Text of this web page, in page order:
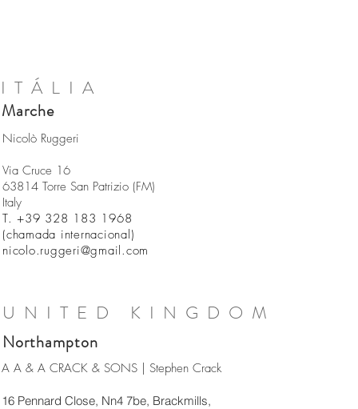
ITÁLIA
Marche
Nicolò Ruggeri
Via Cruce 16
63814 Torre San Patrizio (FM)
Italy
T. +39 328 183 1968
(chamada internacional)
nicolo.ruggeri@gmail.com
UNITED KINGDOM
Northampton
A A & A CRACK & SONS | Stephen Crack
16 Pennard Close, Nn4 7be, Brackmills,